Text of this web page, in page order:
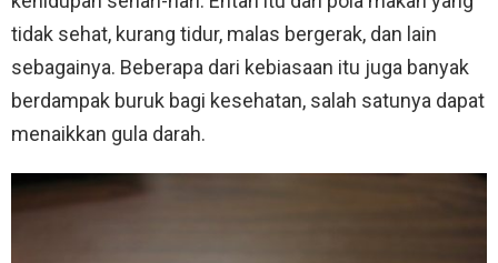
tidak sehat, kurang tidur, malas bergerak, dan lain
sebagainya. Beberapa dari kebiasaan itu juga banyak
berdampak buruk bagi kesehatan, salah satunya dapat
menaikkan gula darah.